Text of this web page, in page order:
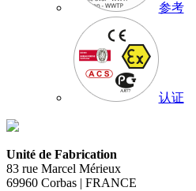
参考
认证
Unité de Fabrication
83 rue Marcel Mérieux
69960 Corbas | FRANCE